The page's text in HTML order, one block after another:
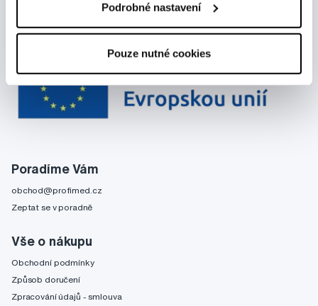
Podrobné nastavení
Pouze nutné cookies
Poradíme Vám
obchod@profimed.cz
Zeptat se v poradně
Vše o nákupu
Obchodní podmínky
Způsob doručení
Zpracování údajů - smlouva